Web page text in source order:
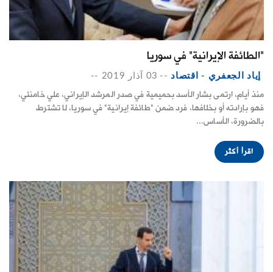
"الطائفة الإيرانية" في سوريا
إياد الجعفري - اقتصاد -- 03 آذار 2019 --
منذ أيام، ارتمى بشار الأسد بحميمية في صدر المرشد الإيراني، علي خامنئي،
فهو بإرادته أو بخلافها، فرد ضمن "طائفة إيرانية" في سوريا، لا تشترط
بالضرورة، الأساس...
اقرأ أكثر